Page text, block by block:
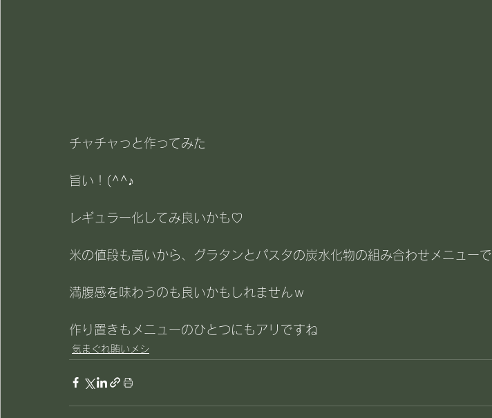
チャチャっと作ってみた
旨い！(^^♪
レギュラー化してみ良いかも♡
米の値段も高いから、グラタンとパスタの炭水化物の組み合わせメニューで
満腹感を味わうのも良いかもしれませんｗ
作り置きもメニューのひとつにもアリですね
気まぐれ賄いメシ